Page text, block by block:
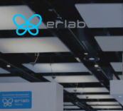
Skip
to
main
content